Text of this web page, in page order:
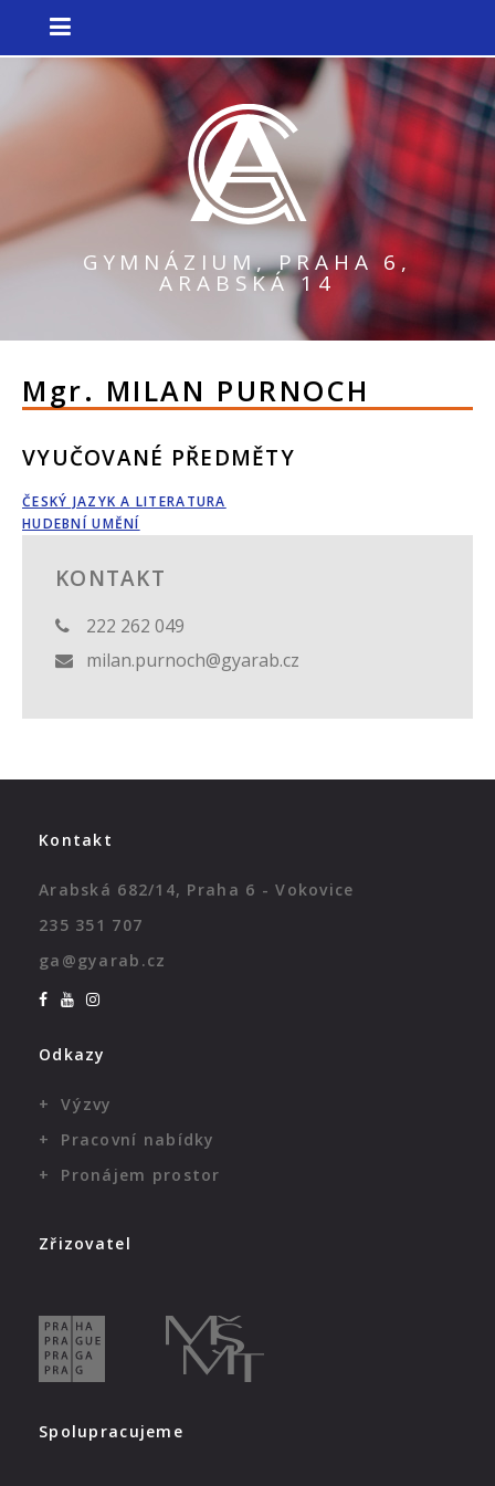
GYMNÁZIUM, PRAHA 6,
ARABSKÁ 14
Mgr. MILAN PURNOCH
VYUČOVANÉ PŘEDMĚTY
ČESKÝ JAZYK A LITERATURA
HUDEBNÍ UMĚNÍ
KONTAKT
222 262 049
milan.purnoch@gyarab.cz
Kontakt
Arabská 682/14, Praha 6 - Vokovice
235 351 707
ga@gyarab.cz
Odkazy
Výzvy
Pracovní nabídky
Pronájem prostor
Zřizovatel
Spolupracujeme